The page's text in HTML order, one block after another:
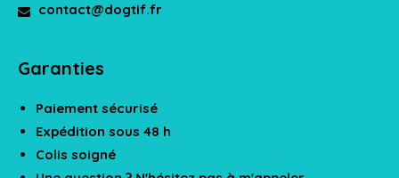
contact@dogtif.fr
Garanties
Paiement sécurisé
Expédition sous 48 h
Colis soigné